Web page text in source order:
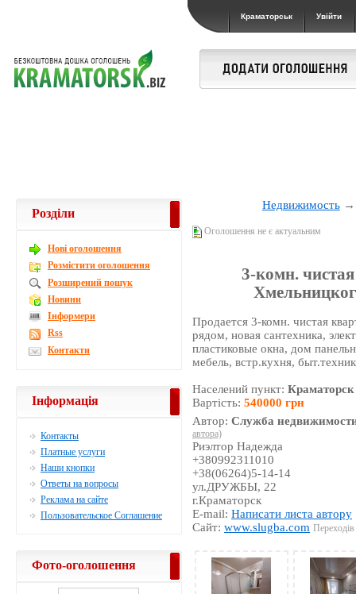
Краматорськ Увійти
Недвижимость
Оголошення не є актуальним
3-комн.
Продается 3-комн. чистая
рядом, новая сантехника,
пластиковые окна, дом
мебель, встр.кухня,
Населений пункт:Краматорск
Вартість:540000 грн
Автор:Служба
автора)
Риэлтор Надежда
+380992311010
+38(06264)5-14-14
ул.ДРУЖБЫ, 22
г.Краматорск
E-mail:Написати листа автору
Сайт:www.slugba.com
Розділи
Новi оголошення
Розмістити оголошення
Розширений пошук
Новини
Інформери
Rss
Контакти
Інформація
Контакты
Платные услуги
Наши кнопки
Ответы на вопросы
Реклама на сайте
Пользовательское Соглашение
Фото-оголошення